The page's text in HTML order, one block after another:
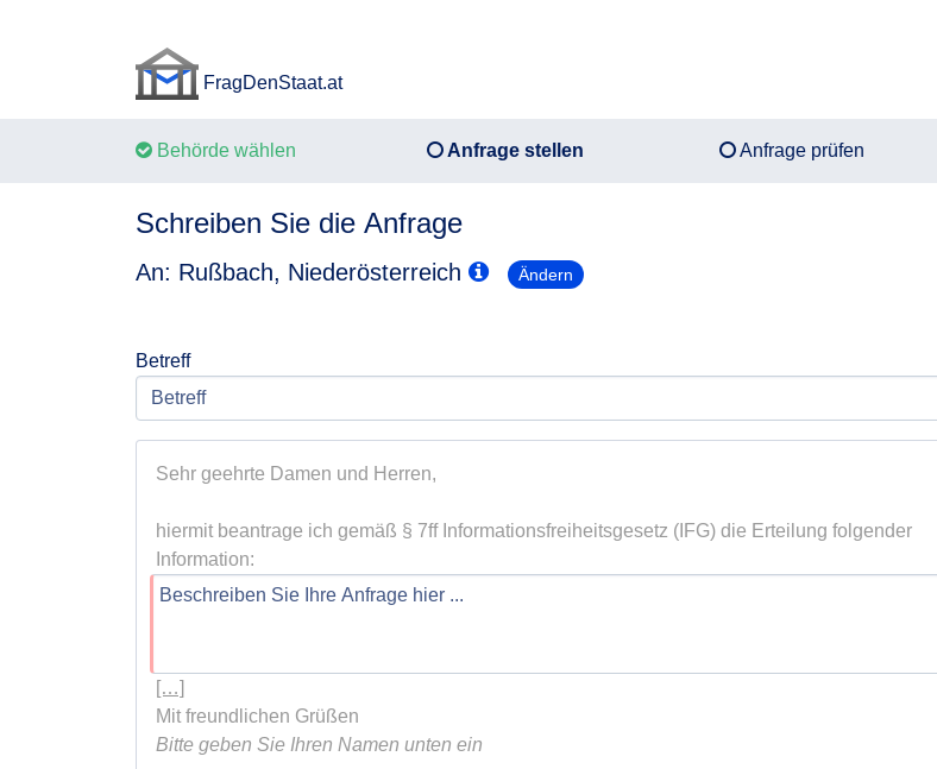
FragDenStaat.at
Behörde wählen Anfrage stellen Anfrage prüfen
Schreiben Sie die Anfrage
An: Rußbach, Niederösterreich Ändern
Betreff
Sehr geehrte Damen und Herren,
hiermit beantrage ich gemäß § 7ff Informationsfreiheitsgesetz (IFG) die Erteilung folgender
[…]
Bitte geben Sie Ihren Namen unten ein